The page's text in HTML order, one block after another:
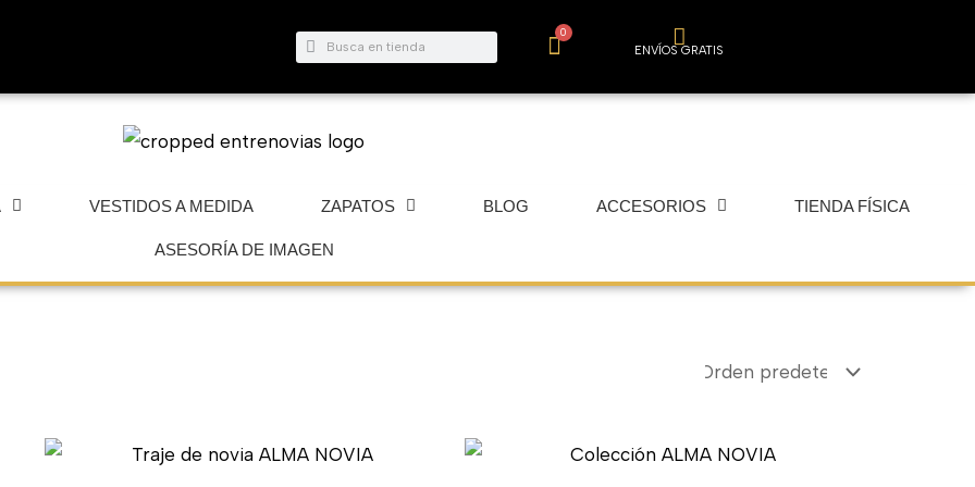
Buscar
Buscar
0
Carrito ENVÍOS GRATIS
VESTIDOS A MEDIDA ZAPATOS BLOG ACCESORIOS TIENDA FÍSICA
ASESORÍA DE IMAGEN